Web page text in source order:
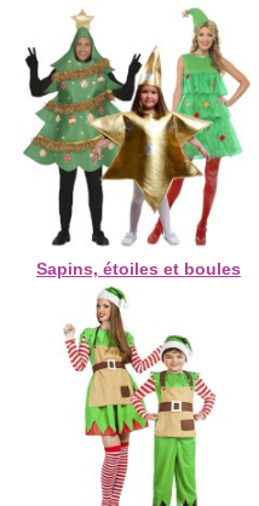
Sapins, étoiles et boules